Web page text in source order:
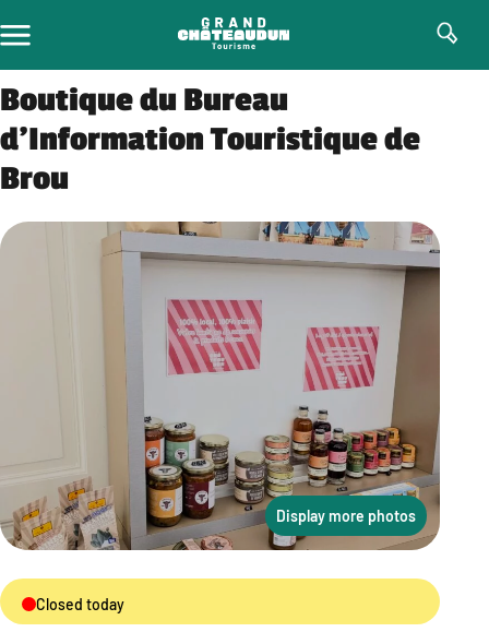
to
content
Boutique du Bureau
d’Information Touristique de
Brou
Display more photos
Closed today